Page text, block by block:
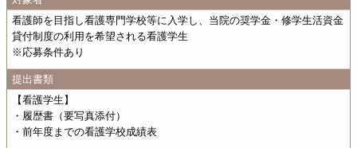
看護師を目指し看護専門学校等に入学し、当院の奨学金・修学生活資金
貸付制度の利用を希望される看護学生
※応募条件あり
提出書類
【看護学生】
・履歴書（要写真添付）
・前年度までの看護学校成績表